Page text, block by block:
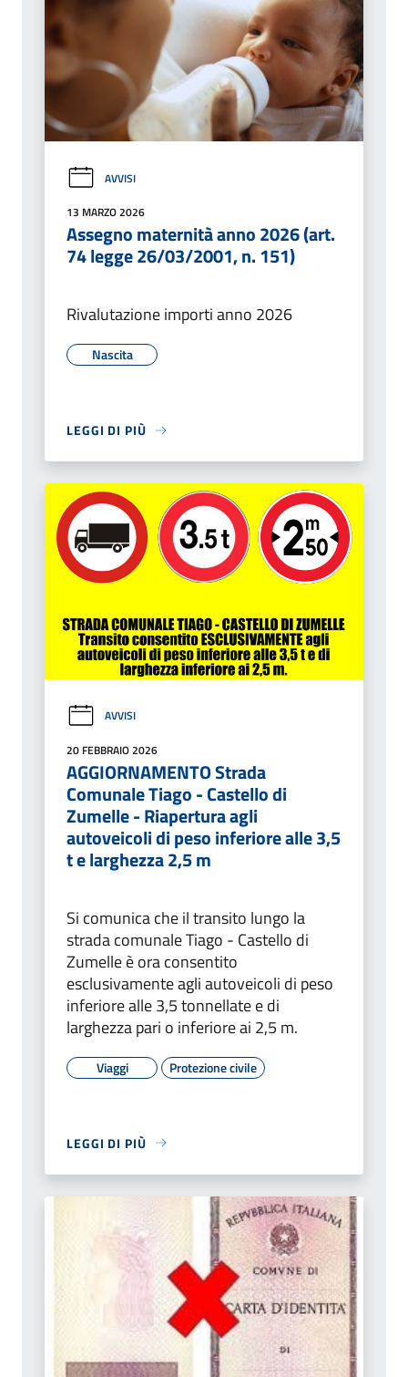
AVVISI
13 MARZO 2026
Assegno maternità anno 2026 (art.
74 legge 26/03/2001, n. 151)
Rivalutazione importi anno 2026
Nascita
LEGGI DI PIÙ
AVVISI
20 FEBBRAIO 2026
AGGIORNAMENTO Strada
Comunale Tiago - Castello di
Zumelle - Riapertura agli
autoveicoli di peso inferiore alle 3,5
t e larghezza 2,5 m
Si comunica che il transito lungo la
strada comunale Tiago - Castello di
Zumelle è ora consentito
esclusivamente agli autoveicoli di peso
inferiore alle 3,5 tonnellate e di
larghezza pari o inferiore ai 2,5 m.
Viaggi Protezione civile
LEGGI DI PIÙ